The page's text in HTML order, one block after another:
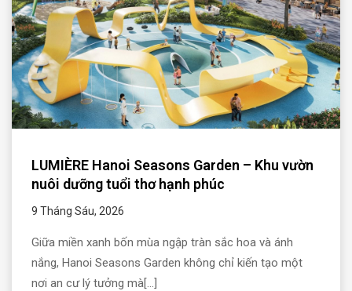
LUMIÈRE Hanoi Seasons Garden – Khu vườn
nuôi dưỡng tuổi thơ hạnh phúc
9 Tháng Sáu, 2026
Giữa miền xanh bốn mùa ngập tràn sắc hoa và ánh
nắng, Hanoi Seasons Garden không chỉ kiến tạo một
nơi an cư lý tưởng mà[...]